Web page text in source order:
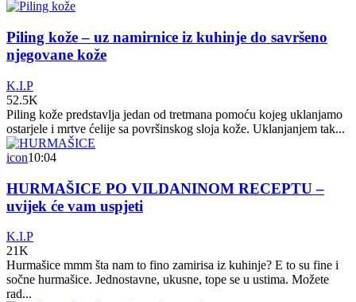
Piling kože – uz namirnice iz kuhinje do savršeno
njegovane kože
K.I.P
52.5K
Piling kože predstavlja jedan od tretmana pomoću kojeg uklanjamo
ostarjele i mrtve ćelije sa površinskog sloja kože. Uklanjanjem tak...
icon10:04
HURMAŠICE PO VILDANINOM RECEPTU –
uvijek će vam uspjeti
K.I.P
21K
Hurmašice mmm šta nam to fino zamirisa iz kuhinje? E to su fine i
sočne hurmašice. Jednostavne, ukusne, tope se u ustima. Možete
rad...